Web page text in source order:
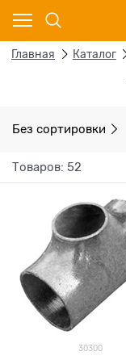
Главная Каталог
Без сортировки
Товаров: 52
30300